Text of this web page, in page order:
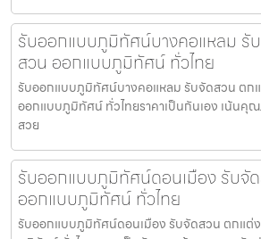
รับออกแบบภูมิทัศน์บางคอแหลม รั
สวน ออกแบบภูมิทัศน์ ทั่วไทย
รับออกแบบภูมิทัศน์บางคอแหลม รับจัดสวน ตก
ออกแบบภูมิทัศน์ ทั่วไทยราคาเป็นกันเอง เน้นคุ
สวย
รับออกแบบภูมิทัศน์ดอนเมือง รับจั
ออกแบบภูมิทัศน์ ทั่วไทย
รับออกแบบภูมิทัศน์ดอนเมือง รับจัดสวน ตกแต่